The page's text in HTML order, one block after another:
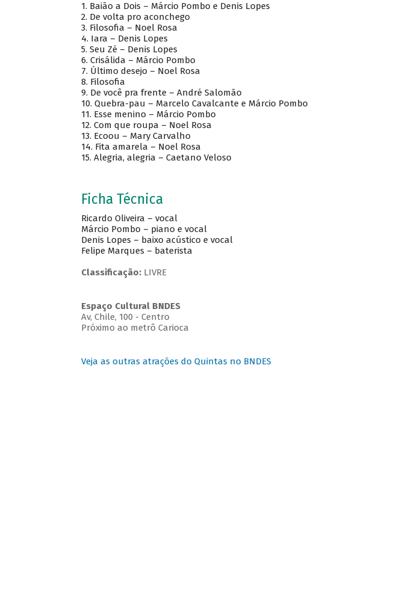
1. Baião a Dois – Márcio Pombo e Denis Lopes
2. De volta pro aconchego
3. Filosofia – Noel Rosa
4. Iara – Denis Lopes
5. Seu Zé – Denis Lopes
6. Crisálida – Márcio Pombo
7. Último desejo – Noel Rosa
8. Filosofia
9. De você pra frente – André Salomão
10. Quebra-pau – Marcelo Cavalcante e Márcio Pombo
11. Esse menino – Márcio Pombo
12. Com que roupa – Noel Rosa
13. Ecoou – Mary Carvalho
14. Fita amarela – Noel Rosa
15. Alegria, alegria – Caetano Veloso
Ficha Técnica
Ricardo Oliveira – vocal
Márcio Pombo – piano e vocal
Denis Lopes – baixo acústico e vocal
Felipe Marques – baterista
Classificação: LIVRE
Espaço Cultural BNDES
Av, Chile, 100 - Centro
Próximo ao metrô Carioca
Veja as outras atrações do Quintas no BNDES